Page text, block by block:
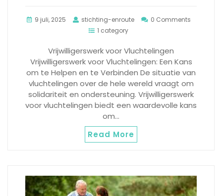
9 juli, 2025 stichting-enroute
0 Comments
1 category
Vrijwilligerswerk voor Vluchtelingen
Vrijwilligerswerk voor Vluchtelingen: Een Kans
om te Helpen en te Verbinden De situatie van
vluchtelingen over de hele wereld vraagt om
solidariteit en ondersteuning. Vrijwilligerswerk
voor vluchtelingen biedt een waardevolle kans
om…
Read More